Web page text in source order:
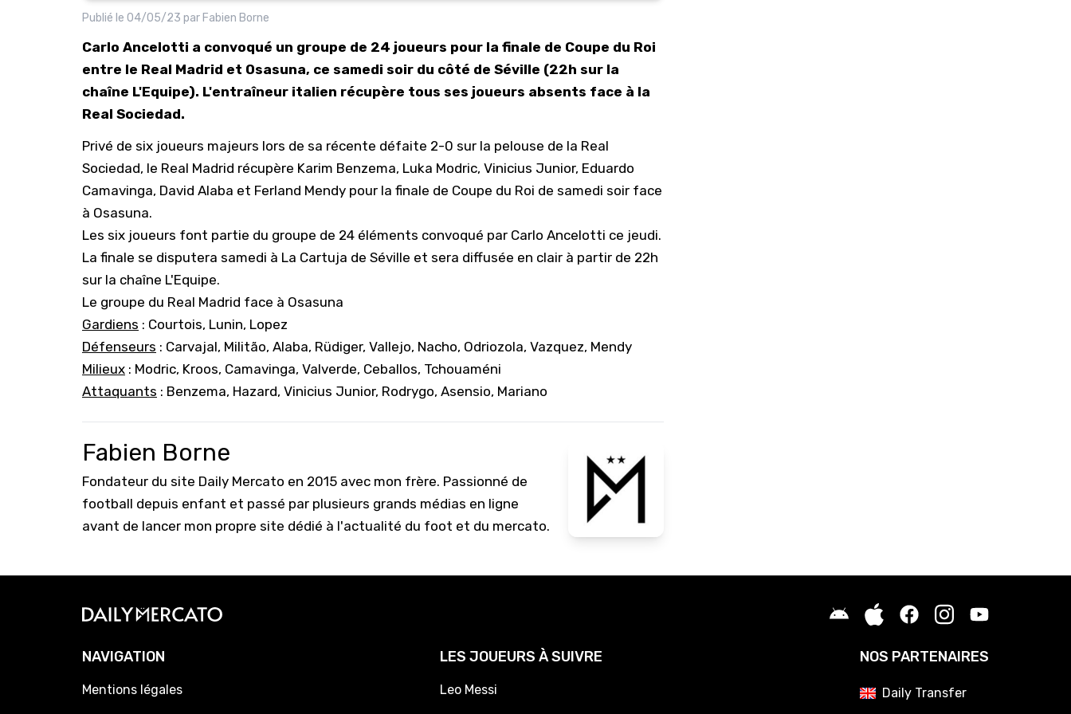
Publié le 04/05/23 par Fabien Borne
Carlo Ancelotti a convoqué un groupe de 24 joueurs pour la finale de Coupe du Roi
entre le Real Madrid et Osasuna, ce samedi soir du côté de Séville (22h sur la
chaîne L'Equipe). L'entraîneur italien récupère tous ses joueurs absents face à la
Real Sociedad.
Privé de six joueurs majeurs lors de sa récente défaite 2-0 sur la pelouse de la Real
Sociedad, le Real Madrid récupère Karim Benzema, Luka Modric, Vinicius Junior, Eduardo
Camavinga, David Alaba et Ferland Mendy pour la finale de Coupe du Roi de samedi soir face
à Osasuna.
Les six joueurs font partie du groupe de 24 éléments convoqué par Carlo Ancelotti ce jeudi.
La finale se disputera samedi à La Cartuja de Séville et sera diffusée en clair à partir de 22h
sur la chaîne L'Equipe.
Le groupe du Real Madrid face à Osasuna
Gardiens : Courtois, Lunin, Lopez
Défenseurs : Carvajal, Militão, Alaba, Rüdiger, Vallejo, Nacho, Odriozola, Vazquez, Mendy
Milieux : Modric, Kroos, Camavinga, Valverde, Ceballos, Tchouaméni
Attaquants : Benzema, Hazard, Vinicius Junior, Rodrygo, Asensio, Mariano
Fabien Borne
Fondateur du site Daily Mercato en 2015 avec mon frère. Passionné de
football depuis enfant et passé par plusieurs grands médias en ligne
avant de lancer mon propre site dédié à l'actualité du foot et du mercato.
NAVIGATION
Mentions légales
LES JOUEURS À SUIVRE
Leo Messi
NOS PARTENAIRES
Daily Transfer